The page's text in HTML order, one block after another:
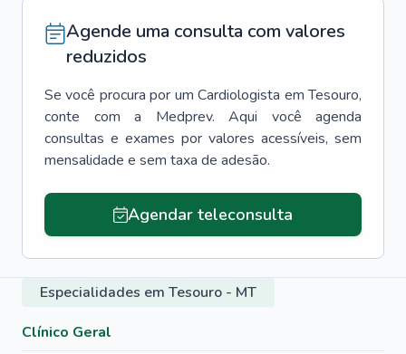
Agende uma consulta com valores
reduzidos
Se você procura por um Cardiologista em Tesouro,
conte com a Medprev. Aqui você agenda
consultas e exames por valores acessíveis, sem
mensalidade e sem taxa de adesão.
Agendar teleconsulta
Especialidades em Tesouro - MT
Clínico Geral